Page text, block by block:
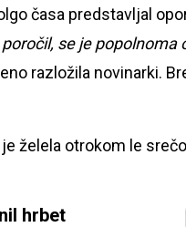
časa predstavljal
se je
razložila novinarki.
želela otrokom le
hrbet